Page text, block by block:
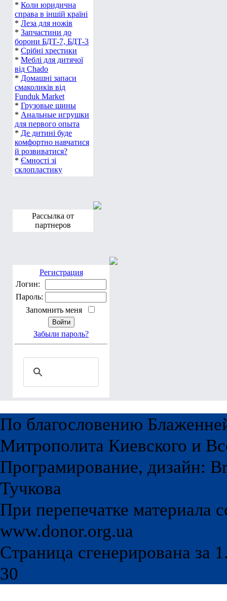
* Коли юридична
справа в іншій країні
* Леза для ножів
* Запчастини до
борони БДТ-7, БДТ-3
* Срібні хрестики
* Меблі для дитячої
від Chado
* Домашні запаси
смаколиків від
Funduk Market
* Грузовые шины
* Анальные игрушки
для первого опыта
* Де дитині буде
комфортно навчатися
й розвиватися?
* Ємності зі
склопластику
Рассылка от
партнеров
Регистрация
Логин:
Пароль:
Запомнить меня
Забыли пароль?
По благословению
Митрополита Киевского и
Програмирование, дизайн:
Тучкова
При перепечатке материала
www.donor.org.ua
Страница сгенерирована за
30